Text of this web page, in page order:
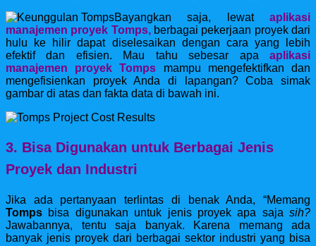
Bayangkan saja, lewat aplikasi
manajemen proyek Tomps, berbagai pekerjaan proyek dari
hulu ke hilir dapat diselesaikan dengan cara yang lebih
efektif dan efisien. Mau tahu sebesar apa aplikasi
manajemen proyek Tomps mampu mengefektifkan dan
mengefisienkan proyek Anda di lapangan? Coba simak
gambar di atas dan fakta data di bawah ini.
3. Bisa Digunakan untuk Berbagai Jenis
Proyek dan Industri
Jika ada pertanyaan terlintas di benak Anda, “Memang
Tomps bisa digunakan untuk jenis proyek apa saja sih?
Jawabannya, tentu saja banyak. Karena memang ada
banyak jenis proyek dari berbagai sektor industri yang bisa